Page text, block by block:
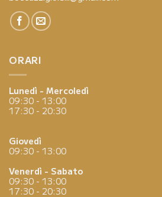
ORARI
Lunedì - Mercoledì
09:30 - 13:00
17:30 - 20:30
Giovedì
09:30 - 13:00
Venerdì - Sabato
09:30 - 13:00
17:30 - 20:30